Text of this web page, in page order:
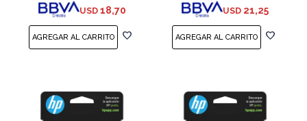
USD 18,70 USD 21,25